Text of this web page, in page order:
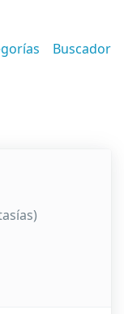
Buscador